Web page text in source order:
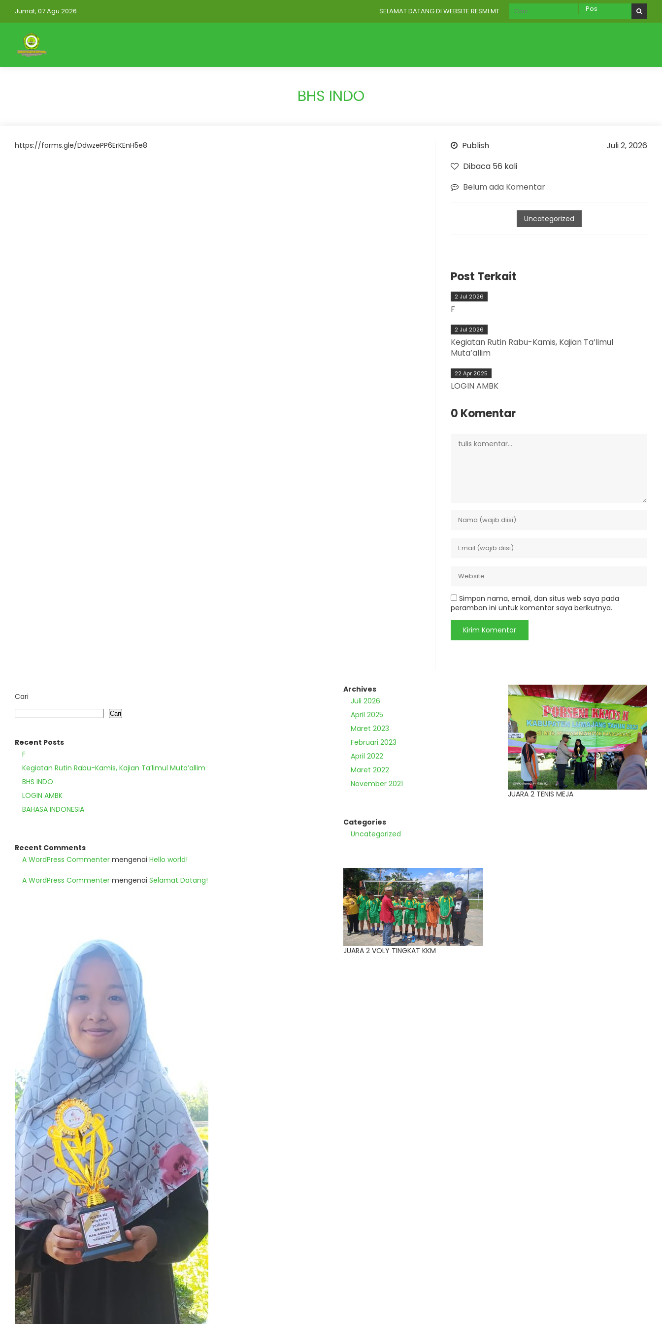
Jumat, 07 Agu 2026 SELAMAT DATANG DI WEBSITE RESMI MTS NURUT TAUHID WONOREJO
Akademik BLOG STRUKTUR
BHS INDO
https://forms.gle/DdwzePP6ErKEnH5e8 Publish
Juli 2, 2026
Dibaca 56 kali
Belum ada Komentar
Uncategorized
Post Terkait
2 Jul 2026
F
2 Jul 2026
Kegiatan Rutin Rabu-Kamis, Kajian Ta’limul
Muta’allim
22 Apr 2025
LOGIN AMBK
0 Komentar
Simpan nama, email, dan situs web saya pada
peramban ini untuk komentar saya berikutnya.
Cari
Cari
Recent Posts
F
Kegiatan Rutin Rabu-Kamis, Kajian Ta’limul Muta’allim
BHS INDO
LOGIN AMBK
BAHASA INDONESIA
Recent Comments
A WordPress Commenter mengenai Hello world!
A WordPress Commenter mengenai Selamat Datang!
Archives
Juli 2026
April 2025
Maret 2023
Februari 2023
April 2022
Maret 2022
November 2021
Categories
Uncategorized
JUARA 2 VOLY TINGKAT KKM
JUARA 2 TENIS MEJA